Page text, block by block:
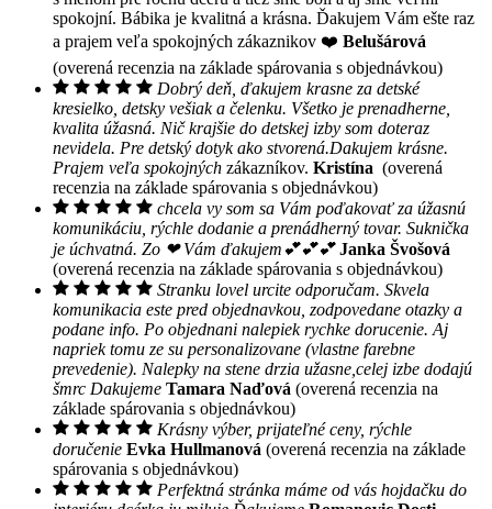
spokojní. Bábika je kvalitná a krásna. Ďakujem Vám ešte raz
a prajem veľa spokojných zákaznikov ❤️ Belušárová
(overená recenzia na základe spárovania s objednávkou)
Dobrý deň, ďakujem krasne za detské
kresielko, detsky vešiak a čelenku. Všetko je prenadherne,
kvalita úžasná. Nič krajšie do detskej izby som doteraz
nevidela. Pre detský dotyk ako stvorená.Dakujem krásne.
Prajem veľa spokojných zákazníkov. Kristína (overená
recenzia na základe spárovania s objednávkou)
chcela vy som sa Vám poďakovať za úžasnú
komunikáciu, rýchle dodanie a prenádherný tovar. Suknička
je úchvatná. Zo ❤ Vám ďakujem💕💕💕 Janka Švošová
(overená recenzia na základe spárovania s objednávkou)
Stranku lovel urcite odporučam. Skvela
komunikacia este pred objednavkou, zodpovedane otazky a
podane info. Po objednani nalepiek rychke dorucenie. Aj
napriek tomu ze su personalizovane (vlastne farebne
prevedenie). Nalepky na stene drzia užasne,celej izbe dodajú
šmrc Dakujeme Tamara Naďová (overená recenzia na
základe spárovania s objednávkou)
Krásny výber, prijateľné ceny, rýchle
doručenie Evka Hullmanová (overená recenzia na základe
spárovania s objednávkou)
Perfektná stránka máme od vás hojdačku do